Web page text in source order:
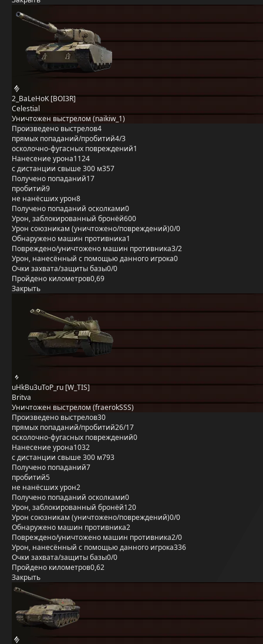
2_BaLeHoK [BOI3R]
Celestial
Уничтожен выстрелом (naikiw_1)
Произведено выстрелов4
прямых попаданий/пробитий4/3
осколочно-фугасных повреждений1
Нанесение урона1124
с дистанции свыше 300 м357
Получено попаданий17
пробитий9
не нанёсших урон8
Получено попаданий осколками0
Урон, заблокированный бронёй600
Урон союзникам (уничтожено/повреждений)0/0
Обнаружено машин противника1
Повреждено/уничтожено машин противника3/2
Урон, нанесённый с помощью данного игрока0
Очки захвата/защиты базы0/0
Пройдено километров0,69
Закрыть
uHkBu3uToP_ru [W_TIS]
Britva
Уничтожен выстрелом (fraerokSSS)
Произведено выстрелов30
прямых попаданий/пробитий26/17
осколочно-фугасных повреждений0
Нанесение урона1032
с дистанции свыше 300 м793
Получено попаданий7
пробитий5
не нанёсших урон2
Получено попаданий осколками0
Урон, заблокированный бронёй120
Урон союзникам (уничтожено/повреждений)0/0
Обнаружено машин противника2
Повреждено/уничтожено машин противника2/0
Урон, нанесённый с помощью данного игрока336
Очки захвата/защиты базы0/0
Пройдено километров0,62
Закрыть